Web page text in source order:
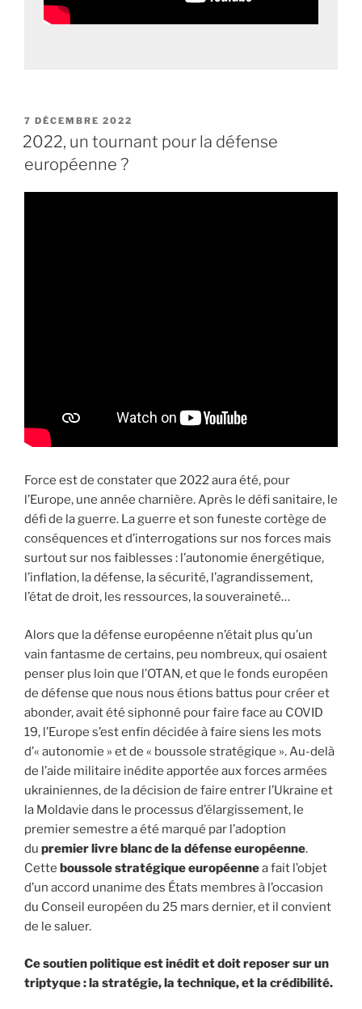
PUBLIÉ
LE
7 DÉCEMBRE 2022
2022, un tournant pour la défense
européenne ?
Force est de constater que 2022 aura été, pour
l’Europe, une année charnière. Après le défi sanitaire, le
défi de la guerre. La guerre et son funeste cortège de
conséquences et d’interrogations sur nos forces mais
surtout sur nos faiblesses : l’autonomie énergétique,
l’inflation, la défense, la sécurité, l’agrandissement,
l’état de droit, les ressources, la souveraineté…
Alors que la défense européenne n’était plus qu’un
vain fantasme de certains, peu nombreux, qui osaient
penser plus loin que l’OTAN, et que le fonds européen
de défense que nous nous étions battus pour créer et
abonder, avait été siphonné pour faire face au COVID
19, l’Europe s’est enfin décidée à faire siens les mots
d’« autonomie » et de « boussole stratégique ». Au-delà
de l’aide militaire inédite apportée aux forces armées
ukrainiennes, de la décision de faire entrer l’Ukraine et
la Moldavie dans le processus d’élargissement, le
premier semestre a été marqué par l’adoption
du premier livre blanc de la défense européenne.
Cette boussole stratégique européennea fait l’objet
d’un accord unanime des États membres à l’occasion
du Conseil européen du 25 mars dernier, et il convient
de le saluer.
Ce soutien politique est inédit et doit reposer sur un
triptyque : la stratégie, la technique, et la crédibilité.